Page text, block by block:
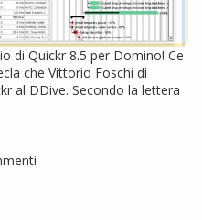
di Quickr 8.5 per Domino! Ce
che Vittorio Foschi di
al DDive. Secondo la lettera